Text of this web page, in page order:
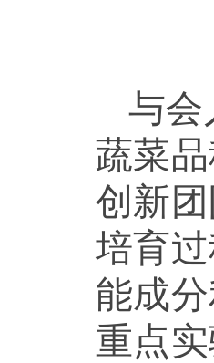
与会
蔬菜
创新
培育
能成
重点